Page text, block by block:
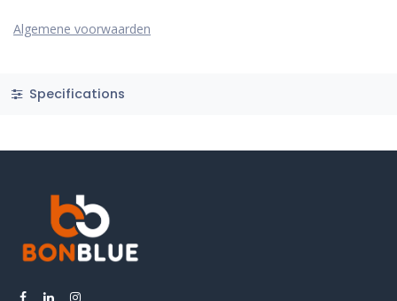
Algemene voorwaarden
Specifications